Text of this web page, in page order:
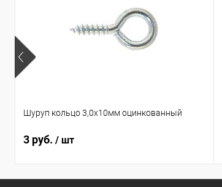
Шуруп кольцо 3,0х10мм оцинкованный
3 руб. / шт